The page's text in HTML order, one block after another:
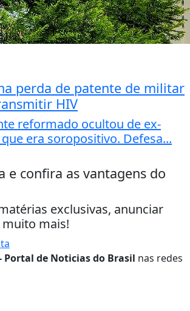
perda de patente de militar
HIV
reformado ocultou de ex-
era soropositivo. Defesa...
e confira as vantagens do
exclusivas, anunciar
mais!
Portal de Noticias do Brasil nas redes